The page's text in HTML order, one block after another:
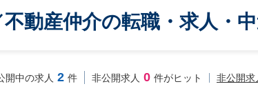
動産仲介の転職・求人・
開中の求人 2 件 非公開求人 0 件がヒット 非公開求